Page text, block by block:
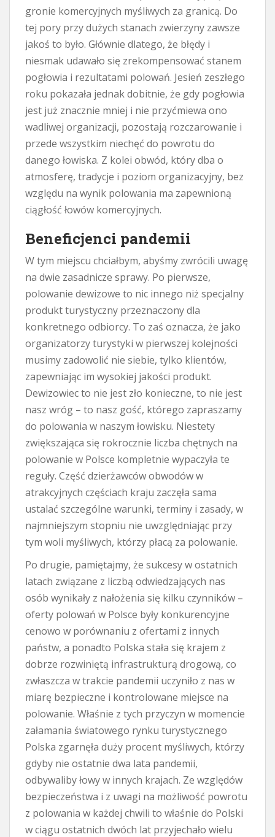
gronie komercyjnych myśliwych za granicą. Do
tej pory przy dużych stanach zwierzyny zawsze
jakoś to było. Głównie dlatego, że błędy i
niesmak udawało się zrekompensować stanem
pogłowia i rezultatami polowań. Jesień zeszłego
roku pokazała jednak dobitnie, że gdy pogłowia
jest już znacznie mniej i nie przyćmiewa ono
wadliwej organizacji, pozostają rozczarowanie i
przede wszystkim niechęć do powrotu do
danego łowiska. Z kolei obwód, który dba o
atmosferę, tradycje i poziom organizacyjny, bez
względu na wynik polowania ma zapewnioną
ciągłość łowów komercyjnych.
Beneficjenci pandemii
W tym miejscu chciałbym, abyśmy zwrócili uwagę
na dwie zasadnicze sprawy. Po pierwsze,
polowanie dewizowe to nic innego niż specjalny
produkt turystyczny przeznaczony dla
konkretnego odbiorcy. To zaś oznacza, że jako
organizatorzy turystyki w pierwszej kolejności
musimy zadowolić nie siebie, tylko klientów,
zapewniając im wysokiej jakości produkt.
Dewizowiec to nie jest zło konieczne, to nie jest
nasz wróg – to nasz gość, którego zapraszamy
do polowania w naszym łowisku. Niestety
zwiększająca się rokrocznie liczba chętnych na
polowanie w Polsce kompletnie wypaczyła te
reguły. Część dzierżawców obwodów w
atrakcyjnych częściach kraju zaczęła sama
ustalać szczególne warunki, terminy i zasady, w
najmniejszym stopniu nie uwzględniając przy
tym woli myśliwych, którzy płacą za polowanie.
Po drugie, pamiętajmy, że sukcesy w ostatnich
latach związane z liczbą odwiedzających nas
osób wynikały z nałożenia się kilku czynników –
oferty polowań w Polsce były konkurencyjne
cenowo w porównaniu z ofertami z innych
państw, a ponadto Polska stała się krajem z
dobrze rozwiniętą infrastrukturą drogową, co
zwłaszcza w trakcie pandemii uczyniło z nas w
miarę bezpieczne i kontrolowane miejsce na
polowanie. Właśnie z tych przyczyn w momencie
załamania światowego rynku turystycznego
Polska zgarnęła duży procent myśliwych, którzy
gdyby nie ostatnie dwa lata pandemii,
odbywaliby łowy w innych krajach. Ze względów
bezpieczeństwa i z uwagi na możliwość powrotu
z polowania w każdej chwili to właśnie do Polski
w ciągu ostatnich dwóch lat przyjechało wielu